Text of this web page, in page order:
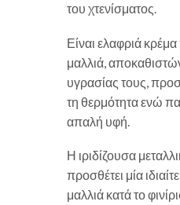
του χτενίσματος.
Είναι ελαφριά κρέμα
μαλλιά,
υγρασίας τους,
τη θερμότητα ενώ
απαλή υφή.
Η ιριδίζουσα
προσθέτει μία
μαλλιά κατά το